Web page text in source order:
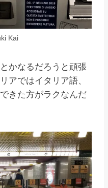
Kai
かなるだろうと頑張
アではイタリア語、
きた方がラクなんだ